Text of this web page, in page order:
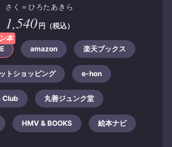
さく＝ひろたあきら
1,540 円（税込）
本
amazon
楽天ブックス
トショッピング e-hon
Club 丸善ジュンク堂
HMV & BOOKS 絵本ナビ